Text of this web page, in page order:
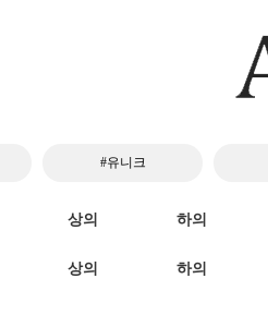
#유니크
상의 하의
상의 하의